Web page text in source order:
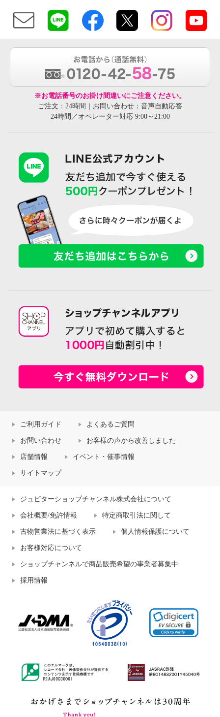
※お電話番号のお掛け間違いにご注意ください。
ご注文：24時間｜お問い合わせ：音声自動応答
24時間／オペレーター対応 9:00～21:00
ご利用ガイド よくあるご質問
お問い合わせ お客様の声から改善しました
店舗情報 イベント・催事情報
サイトマップ
ジュピターショップチャンネル株式会社について
会社概要/免許情報 特定商取引法に関して
古物営業法に基づく表示 個人情報保護について
お客様対応について
ショップチャンネルで商品販売希望の事業者募集中
採用情報